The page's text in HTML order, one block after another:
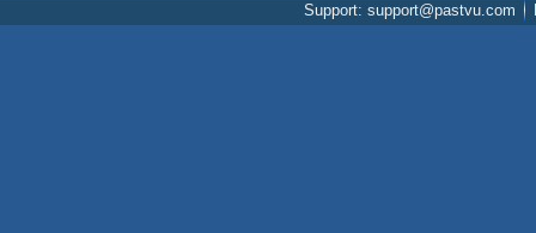
Support: support@pastvu.com